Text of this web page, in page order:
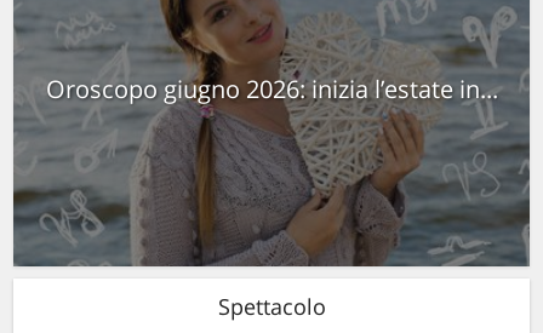
Oroscopo giugno 2026: inizia l’estate in...
Spettacolo